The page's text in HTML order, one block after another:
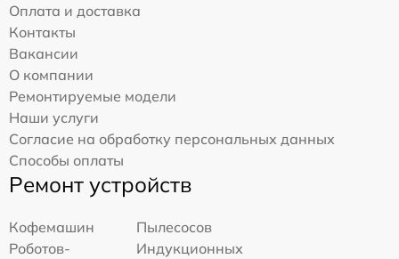
Оплата и доставка
Контакты
Вакансии
О компании
Ремонтируемые модели
Наши услуги
Согласие на обработку персональных данных
Способы оплаты
Ремонт устройств
Кофемашин
Пылесосов
Роботов-
Индукционных